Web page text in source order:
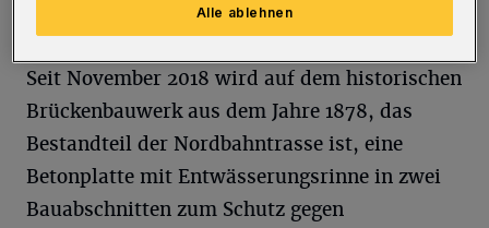
erreichbar“, so die Stadtverwaltung.
Seit November 2018 wird auf dem historischen
Brückenbauwerk aus dem Jahre 1878, das
Bestandteil der Nordbahntrasse ist, eine
Betonplatte mit Entwässerungsrinne in zwei
Bauabschnitten zum Schutz gegen
Alle ablehnen